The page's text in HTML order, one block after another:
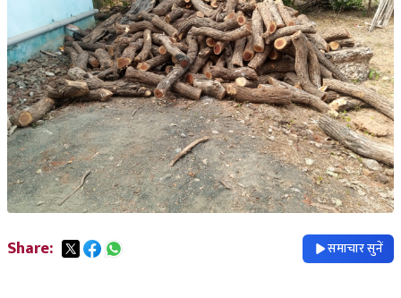
Share: समाचार सुनें